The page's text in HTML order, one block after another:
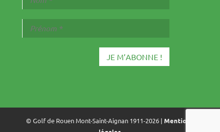
© Golf de Rouen Mont-Saint-Aignan 1911-2026 |Mentions